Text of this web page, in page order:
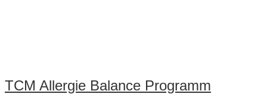
TCM Allergie Balance Programm